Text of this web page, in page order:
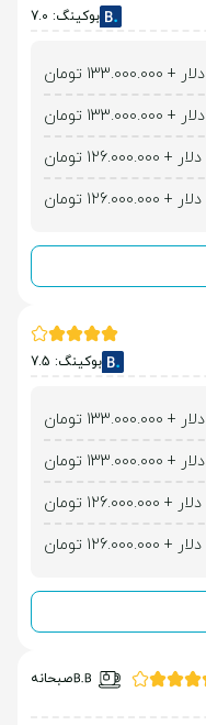
بوکینگ: 7.0
دلار + 133.000.000 تومان
دلار + 133.000.000 تومان
دلار + 126.000.000 تومان
دلار + 126.000.000 تومان
بوکینگ: 7.5
دلار + 133.000.000 تومان
دلار + 133.000.000 تومان
دلار + 126.000.000 تومان
دلار + 126.000.000 تومان
صبحانه